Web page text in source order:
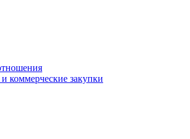
коммерческие закупки